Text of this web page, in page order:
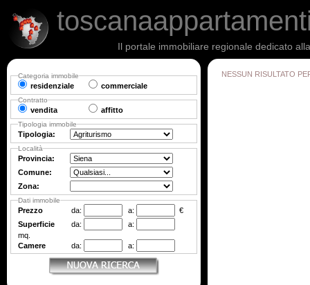
Il portale immobiliare regionale dedicato
NESSUN RISULTATO
Categoria immobile
residenziale commerciale
Contratto
vendita affitto
Tipologia immobile
Tipologia:
Località
Provincia:
Comune:
Zona:
Dati immobile
Prezzo da: a:
€
Superficie
da:
a:
mq.
Camere
da: a: